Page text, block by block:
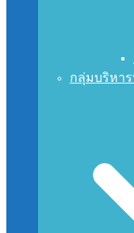
กลุ่มบริหาร